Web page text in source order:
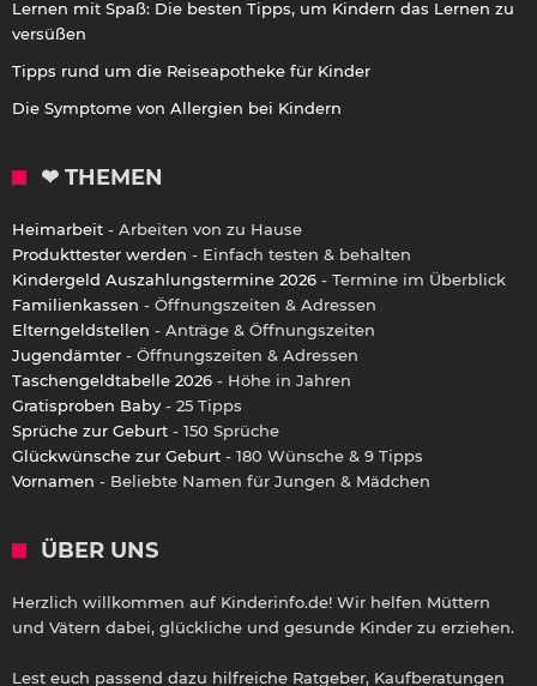
Lernen mit Spaß: Die besten Tipps, um Kindern das Lernen zu
versüßen
Tipps rund um die Reiseapotheke für Kinder
Die Symptome von Allergien bei Kindern
❤ THEMEN
Heimarbeit - Arbeiten von zu Hause
Produkttester werden - Einfach testen & behalten
Kindergeld Auszahlungstermine 2026 - Termine im Überblick
Familienkassen - Öffnungszeiten & Adressen
Elterngeldstellen - Anträge & Öffnungszeiten
Jugendämter - Öffnungszeiten & Adressen
Taschengeldtabelle 2026 - Höhe in Jahren
Gratisproben Baby - 25 Tipps
Sprüche zur Geburt - 150 Sprüche
Glückwünsche zur Geburt - 180 Wünsche & 9 Tipps
Vornamen - Beliebte Namen für Jungen & Mädchen
ÜBER UNS
Herzlich willkommen auf Kinderinfo.de! Wir helfen Müttern
und Vätern dabei, glückliche und gesunde Kinder zu erziehen.
Lest euch passend dazu hilfreiche Ratgeber, Kaufberatungen